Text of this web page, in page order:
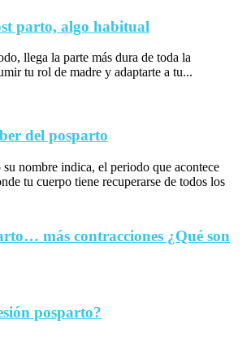
parto, algo habitual
llega la parte más dura de toda la
tu rol de madre y adaptarte a tu...
del posparto
nombre indica, el periodo que acontece
tu cuerpo tiene recuperarse de todos los
más contracciones ¿Qué son
posparto?